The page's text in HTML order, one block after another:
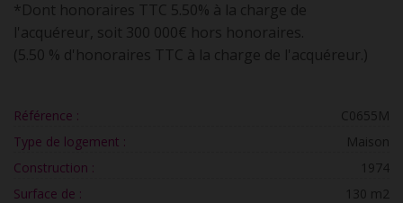
*Dont honoraires TTC 5.50% à la charge de
l'acquéreur, soit 300 000€ hors honoraires.
(5.50 % d'honoraires TTC à la charge de l'acquéreur.)
Référence :
C0655M
Type de logement :
Maison
Construction :
1974
Surface de :
130 m2